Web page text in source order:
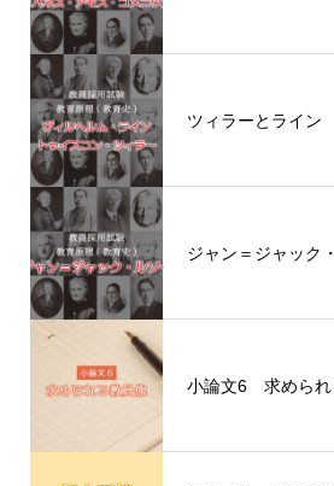
ツィラーとライン
ジャン＝ジャック
小論文6 求められ